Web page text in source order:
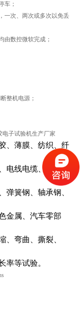
车；
一次、两次或多次以免丢
由数控微软完成；
整机电源；
子试验机生产厂家
、薄膜、纺织、纤
电线电缆、光纤光
弹簧钢、轴承钢、
金属、汽车零部
、弯曲、撕裂、
率等试验。